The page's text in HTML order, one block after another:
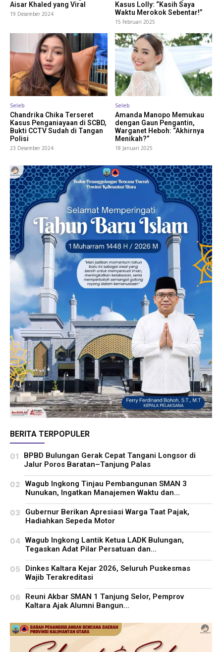
Aisar Khaled yang Viral
19 Desember 2024
Kasus Lolly: “Kasih Saya
Waktu Merokok Sebentar!”
15 Februari 2025
Seleb
Chandrika Chika Terseret
Kasus Penganiayaan di SCBD,
Bukti CCTV Sudah di Tangan
Polisi
23 Desember 2024
Seleb
Amanda Manopo Memukau
dengan Gaun Pengantin,
Warganet Heboh: “Akhirnya
Menikah?”
18 Januari 2025
BERITA TERPOPULER
BPBD Bulungan Gerak Cepat Tangani Longsor di
Jalur Poros Baratan–Tanjung Palas
Wagub Ingkong Tinjau Pembangunan SMAN 3
Nunukan, Ingatkan Manajemen Waktu dan...
Gubernur Berikan Apresiasi Warga Taat Pajak,
Hadiahkan Sepeda Motor
Wagub Ingkong Lantik Ketua LADK Bulungan,
Tegaskan Adat Pilar Persatuan dan...
Dinkes Kaltara Kejar 2026, Seluruh Puskesmas
Wajib Terakreditasi
Reuni Akbar SMAN 1 Tanjung Selor, Pemprov
Kaltara Ajak Alumni Bangun...